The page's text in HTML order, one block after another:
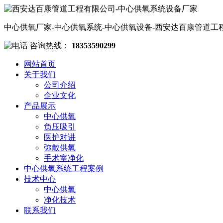
中心供氧厂家-中心供氧系统-中心供氧设备-西安达百康管道工
咨询热线： 18353590299
网站首页
关于我们
公司介绍
企业文化
产品展示
中心供氧
负压吸引
医护对讲
弥散供氧
手术室净化
中心供氧系统工程案例
技术中心
中心供氧
净化技术
联系我们